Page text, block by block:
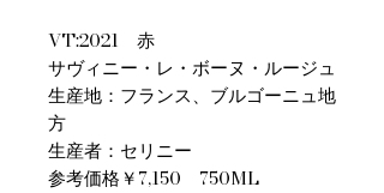
VT:2021 赤
サヴィニー・レ・ボーヌ・ルージュ
生産地：フランス、ブルゴーニュ地
方
生産者：セリニー
参考価格￥7,150 750ML